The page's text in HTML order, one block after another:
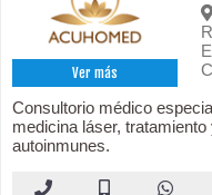
Ver más
Consultorio médico
medicina láser,
autoinmunes.